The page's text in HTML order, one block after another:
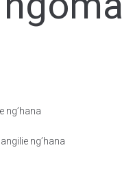
ng’hana
ng’hana